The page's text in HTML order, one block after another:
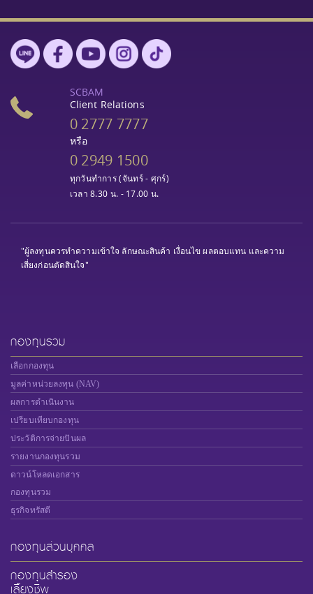
SCBAM
Client Relations
0 2777 7777
หรือ
0 2949 1500
ทุกวันทำการ (จันทร์ - ศุกร์)
เวลา 8.30 น. - 17.00 น.
"ผู้ลงทุนควรทำความเข้าใจ ลักษณะสินค้า เงื่อนไข ผลตอบแทน และความ
เสี่ยงก่อนตัดสินใจ"
กองทุนรวม
เลือกกองทุน
มูลค่าหน่วยลงทุน (NAV)
ผลการดำเนินงาน
เปรียบเทียบกองทุน
ประวัติการจ่ายปันผล
รายงานกองทุนรวม
ดาวน์โหลดเอกสาร
กองทุนรวม
ธุรกิจทรัสตี
กองทุนส่วนบุคคล
กองทุนสำรอง
เลี้ยงชีพ